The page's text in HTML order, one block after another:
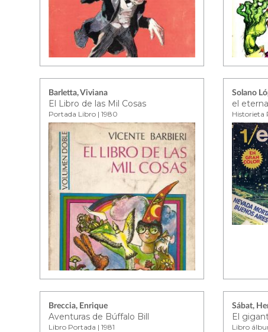
Barletta, Viviana
El Libro de las Mil Cosas
Portada Libro | 1980
Solano
el
Historieta
Breccia, Enrique
Aventuras de Búffalo Bill
Libro Portada | 1981
Sábat,
Libro